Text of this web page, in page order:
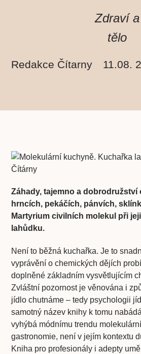
Zdraví a
tělo
Redakce Čítarny 11.08.
Záhady, tajemno a dobrodružství
hrncích, pekáčích, pánvích,
Martyrium civilních molekul při
lahůdku.
Není to běžná kuchařka. Je to
vyprávění o chemických dějích
doplněné základním vysvětlujícím
Zvláštní pozornost je věnována i
jídlo chutnáme – tedy psychologii
samotný název knihy k tomu
vyhýbá módnímu trendu
gastronomie, není v jejím kontextu
Kniha pro profesionály i adepty